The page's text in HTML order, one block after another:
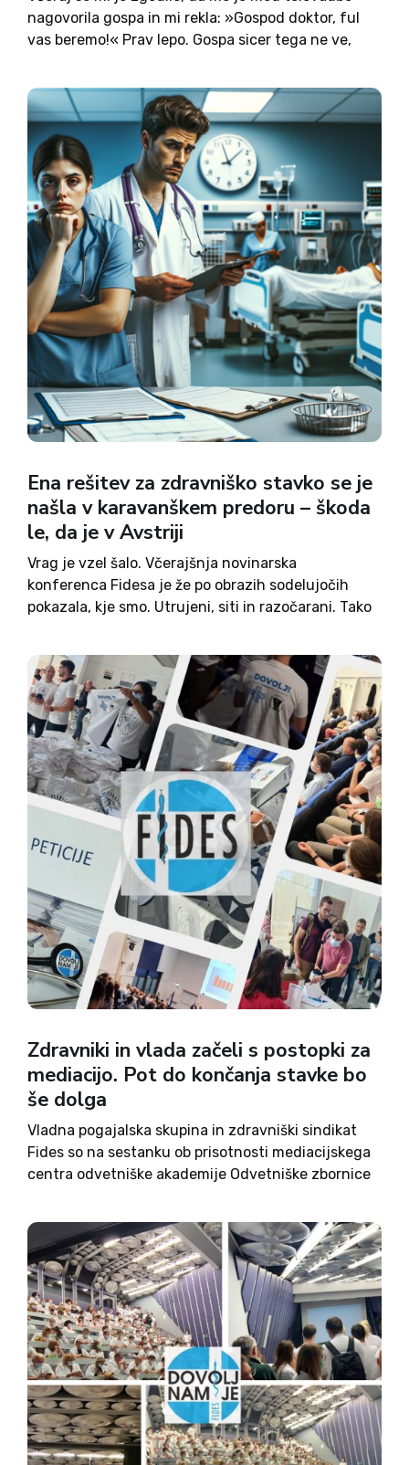
nagovorila gospa in mi rekla: »Gospod doktor, ful
vas beremo!« Prav lepo. Gospa sicer tega ne ve,
ko razmišljam o trudu,...
Ena rešitev za zdravniško stavko se je
našla v karavanškem predoru – škoda
le, da je v Avstriji
Vrag je vzel šalo. Včerajšnja novinarska
konferenca Fidesa je že po obrazih sodelujočih
pokazala, kje smo. Utrujeni, siti in razočarani. Tako
stavka traja že 100 dni. To je sto dni odpovedanih
terminov, sto...
Zdravniki in vlada začeli s postopki za
mediacijo. Pot do končanja stavke bo
še dolga
Vladna pogajalska skupina in zdravniški sindikat
Fides so na sestanku ob prisotnosti mediacijskega
centra odvetniške akademije Odvetniške zbornice
Obe strani morata najprej izhodišča preveriti na
svojih organih. Če bo dogovor sklenjen, se bo
mediacija...